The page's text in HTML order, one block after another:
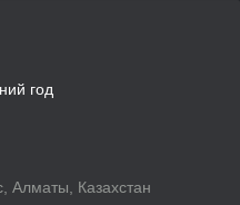
год
Алматы, Казахстан